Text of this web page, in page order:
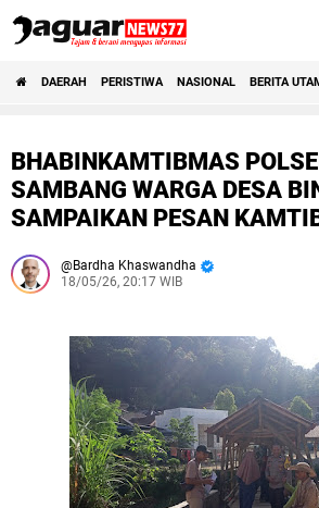
DAERAH PERISTIWA NASIONAL BERITA
BHABINKAMTIBMAS
SAMBANG WARGA DESA
SAMPAIKAN PESAN
Bardha Khaswandha
18/05/26, 20:17 WIB